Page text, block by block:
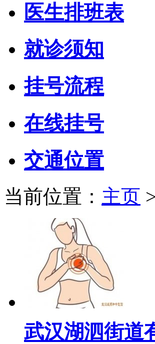
医生排班表
就诊须知
挂号流程
在线挂号
交通位置
当前位置： 主页
武汉湖泗街道